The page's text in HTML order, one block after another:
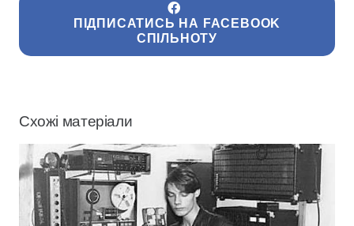
ПІДПИСАТИСЬ НА FACEBOOK
СПІЛЬНОТУ
Схожі матеріали